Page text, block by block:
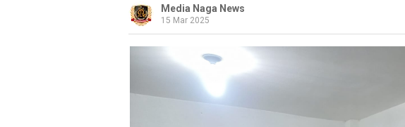
Media Naga News
15 Mar 2025